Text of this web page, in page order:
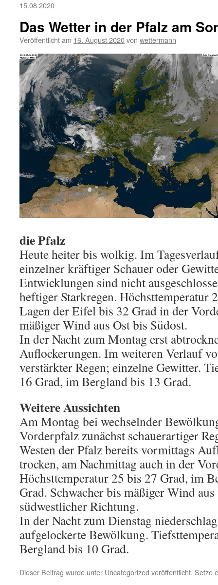
15.08.2020
Das Wetter in der Pfalz am
Veröffentlicht am 16. August 2020von wettermann
die Pfalz
Heute heiter bis wolkig. Im
einzelner kräftiger Schauer oder
Entwicklungen sind nicht
heftiger Starkregen. Höchsttemperatur
Lagen der Eifel bis 32 Grad in der
mäßiger Wind aus Ost bis Südost.
In der Nacht zum Montag erst
Auflockerungen. Im weiteren Verlauf
verstärkter Regen; einzelne Gewitter.
16 Grad, im Bergland bis 13 Grad.
Weitere Aussichten
Am Montag bei wechselnder
Vorderpfalz zunächst schauerartiger
Westen der Pfalz bereits vormittags
trocken, am Nachmittag auch in der
Höchsttemperatur 25 bis 27 Grad, im
Grad. Schwacher bis mäßiger Wind
südwestlicher Richtung.
In der Nacht zum Dienstag
aufgelockerte Bewölkung.
Bergland bis 10 Grad.
Dieser Beitrag wurde unter Uncategorized veröffentlicht. Setze